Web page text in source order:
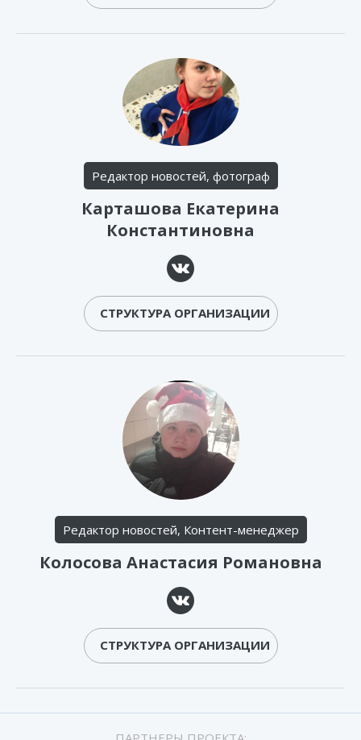
Редактор новостей, фотограф
Карташова Екатерина
Константиновна
СТРУКТУРА ОРГАНИЗАЦИИ
Редактор новостей, Контент-менеджер
Колосова Анастасия Романовна
СТРУКТУРА ОРГАНИЗАЦИИ